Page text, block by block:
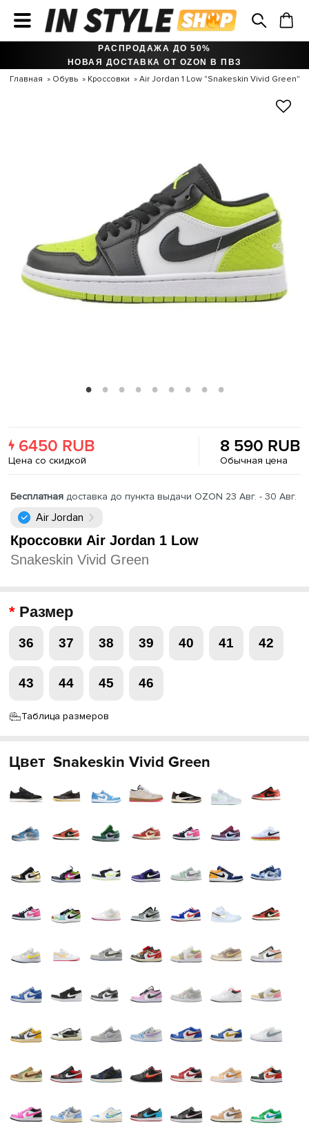
РАСПРОДАЖА ДО 50%
НОВАЯ ДОСТАВКА ОТ OZON В ПВЗ
Главная Обувь Кроссовки Air Jordan 1 Low "Snakeskin Vivid Green"
6450 RUB
Цена со скидкой
8 590 RUB
Обычная цена
Бесплатная доставка до пункта выдачи OZON 23 Авг. - 30 Авг.
Air Jordan
Кроссовки Air Jordan 1 Low
Snakeskin Vivid Green
Размер
36 37 38 39 40 41 42
43 44 45 46
Таблица размеров
Цвет Snakeskin Vivid Green